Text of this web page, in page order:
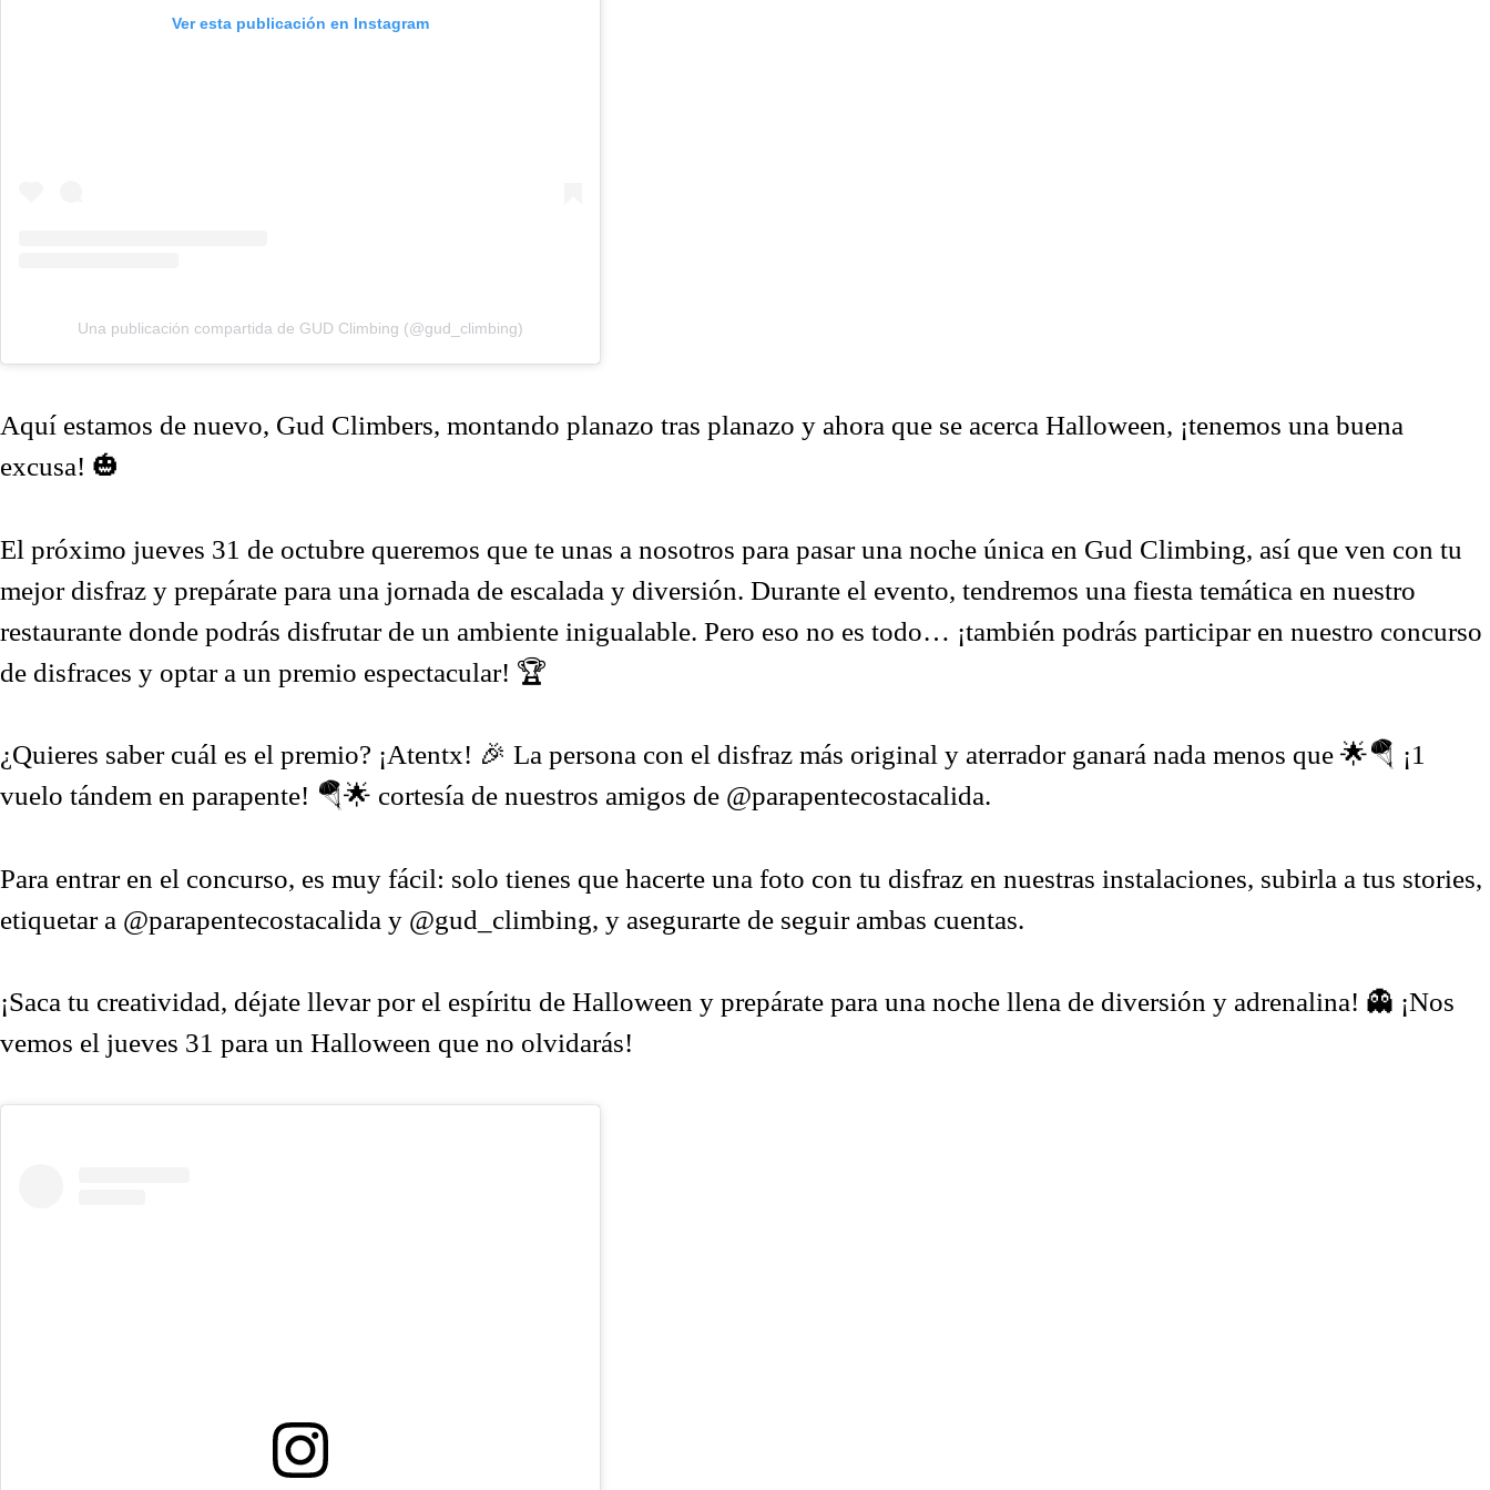
Ver esta publicación en Instagram
Una publicación compartida de GUD Climbing (@gud_climbing)
Aquí estamos de nuevo, Gud Climbers, montando planazo tras planazo y ahora que se acerca Halloween, ¡tenemos una buena
excusa! 🎃
El próximo jueves 31 de octubre queremos que te unas a nosotros para pasar una noche única en Gud Climbing, así que ven con tu
mejor disfraz y prepárate para una jornada de escalada y diversión. Durante el evento, tendremos una fiesta temática en nuestro
restaurante donde podrás disfrutar de un ambiente inigualable. Pero eso no es todo… ¡también podrás participar en nuestro concurso
de disfraces y optar a un premio espectacular! 🏆
¿Quieres saber cuál es el premio? ¡Atentx! 🎉 La persona con el disfraz más original y aterrador ganará nada menos que 🌟🪂 ¡1
vuelo tándem en parapente! 🪂🌟 cortesía de nuestros amigos de @parapentecostacalida.
Para entrar en el concurso, es muy fácil: solo tienes que hacerte una foto con tu disfraz en nuestras instalaciones, subirla a tus stories,
etiquetar a @parapentecostacalida y @gud_climbing, y asegurarte de seguir ambas cuentas.
¡Saca tu creatividad, déjate llevar por el espíritu de Halloween y prepárate para una noche llena de diversión y adrenalina! 👻 ¡Nos
vemos el jueves 31 para un Halloween que no olvidarás!